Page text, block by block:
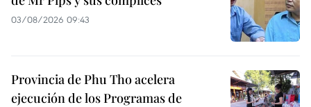
03/08/2026 09:43
Provincia de Phu Tho acelera
ejecución de los Programas de